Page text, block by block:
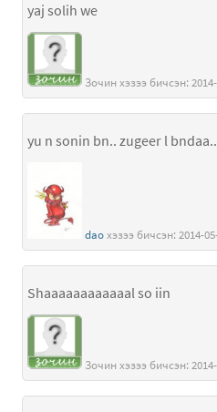
yaj solih we
yu n sonin bn.. zugeer l bndaa..
dao
Shaaaaaaaaaaaal so iin